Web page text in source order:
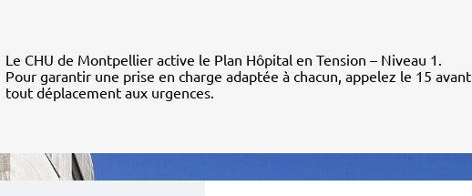
Le CHU de Montpellier active le Plan Hôpital en Tension – Niveau 1.
Pour garantir une prise en charge adaptée à chacun, appelez le 15 avant
tout déplacement aux urgences.